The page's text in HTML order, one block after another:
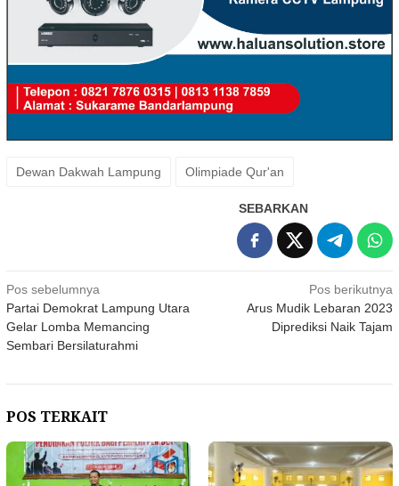
Dewan Dakwah Lampung Olimpiade Qur'an
SEBARKAN
Navigasi
pos
Pos sebelumnya
Partai Demokrat Lampung Utara
Gelar Lomba Memancing
Sembari Bersilaturahmi
Pos berikutnya
Arus Mudik Lebaran 2023
Diprediksi Naik Tajam
POS TERKAIT